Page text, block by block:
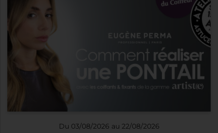
Du 03/08/2026 au 22/08/2026